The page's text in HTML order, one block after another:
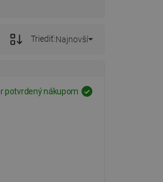
Triediť:Najnovší
potvrdený nákupom